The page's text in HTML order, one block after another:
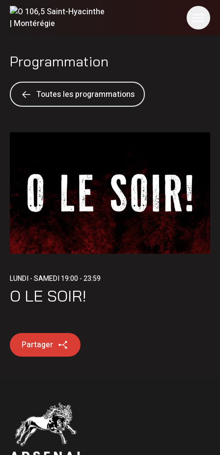
Programmation
Toutes les programmations
LUNDI - SAMEDI19:00 - 23:59
O LE SOIR!
Partager